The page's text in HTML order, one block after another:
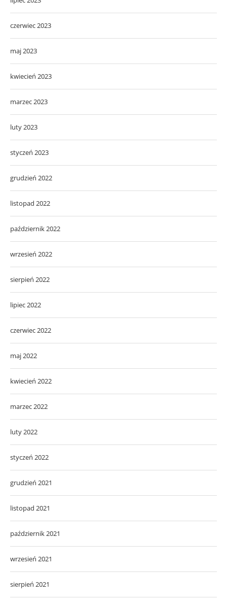
czerwiec 2023
maj 2023
kwiecień 2023
marzec 2023
luty 2023
styczeń 2023
grudzień 2022
listopad 2022
październik 2022
wrzesień 2022
sierpień 2022
lipiec 2022
czerwiec 2022
maj 2022
kwiecień 2022
marzec 2022
luty 2022
styczeń 2022
grudzień 2021
listopad 2021
październik 2021
wrzesień 2021
sierpień 2021